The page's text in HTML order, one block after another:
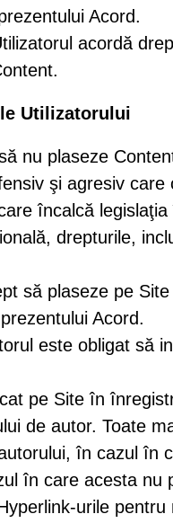
Acord.
acordă
Utilizatorului
nu plaseze
şi agresiv
încalcă
drepturile,
să plaseze pe
Acord.
este obligat să
pe Site în
de autor. Toate
în cazul în
în care acesta nu
urile